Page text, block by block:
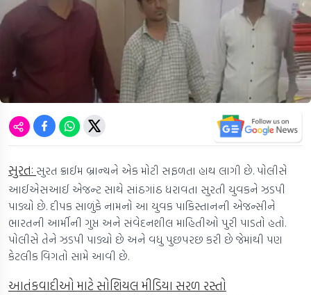
સુરતઃ સુરત ક્રાઈમ બ્રાન્ચને એક મોટી સફળતા હાથ લાગી છે. પોલીસે
આઈએસઆઈ એજન્ટ સાથે સાંઠગાંઠ ધરાવતા સુરતી યુવકને ઝડપી
પાડ્યો છે. દીપક સાળુંકે નામનો આ યુવક પાકિસ્તાનની એજન્સીને
ભારતની આર્મીની ગુપ્ત અને સંવેદનશીલ માહિતીઓ પુરી પાડતો હતો.
પોલીસે તેને ઝડપી પાડ્યો છે અને વધુ પુછપરછ કરી છે જેમાંથી પણ
કેટલીક વિગતો સામે આવી છે.
આતંકવાદીઓ માટે સોશિયલ મીડિયા સરળ રસ્તો